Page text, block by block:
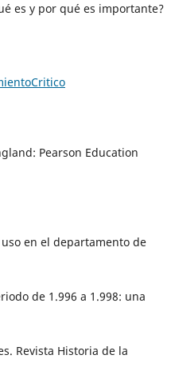
es y por qué es importante?
Pearson Education
en el departamento de
de 1.996 a 1.998: una
Revista Historia de la